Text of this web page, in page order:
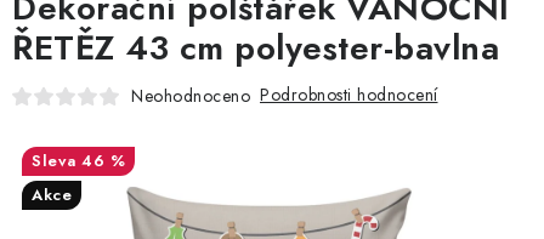
LOŽNICE
KANCELÁŘ / PRACOVNA
ŘETĚZ 43 cm polyester-bavlna
Neohodnoceno Podrobnosti hodnocení
46 %
Akce